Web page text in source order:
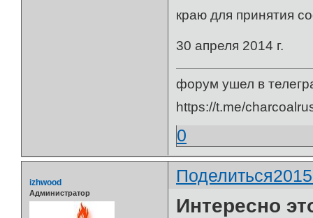
краю для принятия
30 апреля 2014 г.
форум ушел в
https://t.me/
0
Поделиться
izhwood
Администратор
Интересно